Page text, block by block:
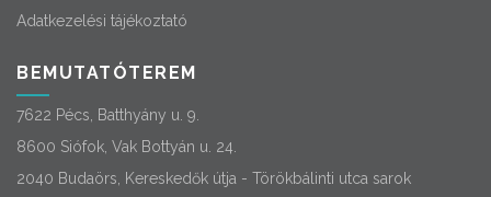
Adatkezelési tájékoztató
BEMUTATÓTEREM
7622 Pécs, Batthyány u. 9.
8600 Siófok, Vak Bottyán u. 24.
2040 Budaörs, Kereskedők útja - Törökbálinti utca sarok